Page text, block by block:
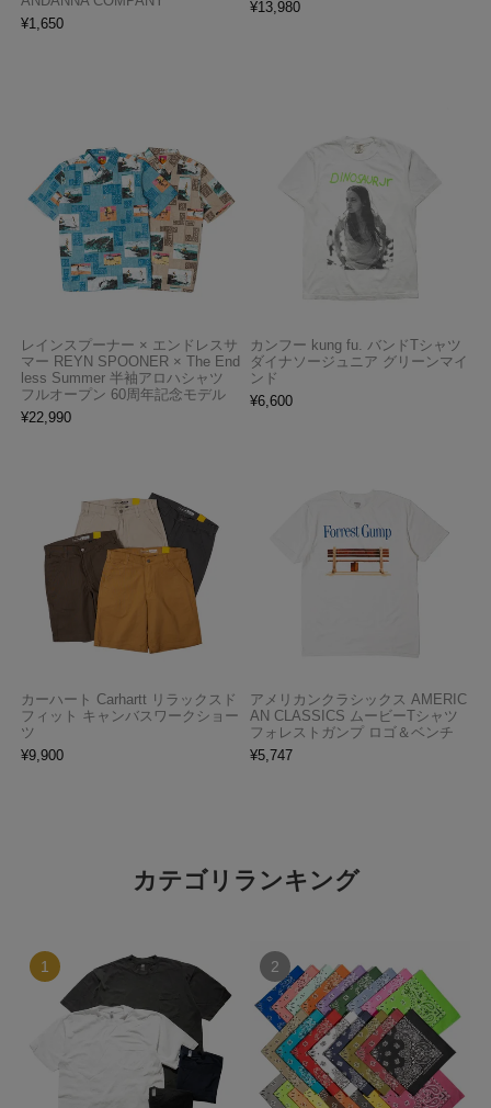
¥1,650
¥13,980
レインスプーナー × エンドレスサ
マー REYN SPOONER × The End
less Summer 半袖アロハシャツ
フルオープン 60周年記念モデル
¥22,990
カンフー kung fu. バンドTシャツ
ダイナソージュニア グリーンマイ
ンド
¥6,600
カーハート Carhartt リラックスド
フィット キャンバスワークショー
ツ
¥9,900
アメリカンクラシックス AMERIC
AN CLASSICS ムービーTシャツ
フォレストガンプ ロゴ＆ベンチ
¥5,747
カテゴリランキング